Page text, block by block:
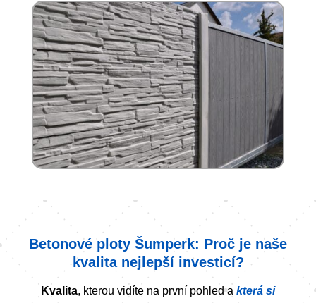
Betonové ploty Šumperk: Proč je naše
kvalita nejlepší investicí?
Kvalita, kterou vidíte na první pohled a která si